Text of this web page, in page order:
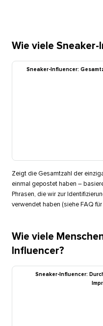
Wie viele Sneaker-
Sneaker-Influencer:
Zeigt die Gesamtzahl der
einmal gepostet haben –
Phrasen, die wir zur
verwendet haben (siehe FAQ
Wie viele
Influencer?​​
Sneaker-Influencer: